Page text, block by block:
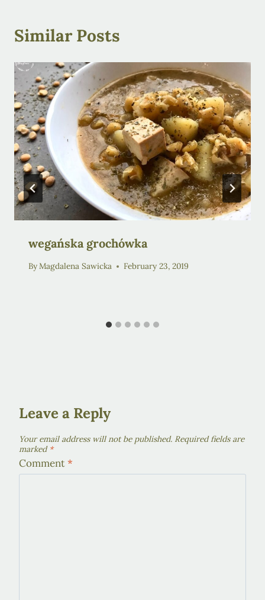
Similar Posts
wegańska grochówka
ByMagdalena Sawicka February 23, 2019
Leave a Reply
Your email address will not be published. Required fields are
marked *
Comment*